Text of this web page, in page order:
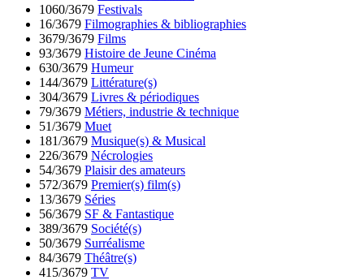
1060/3679 Festivals
16/3679 Filmographies & bibliographies
3679/3679 Films
93/3679 Histoire de Jeune Cinéma
630/3679 Humeur
144/3679 Littérature(s)
304/3679 Livres & périodiques
79/3679 Métiers, industrie & technique
51/3679 Muet
181/3679 Musique(s) & Musical
226/3679 Nécrologies
54/3679 Plaisir des amateurs
572/3679 Premier(s) film(s)
13/3679 Séries
56/3679 SF & Fantastique
389/3679 Société(s)
50/3679 Surréalisme
84/3679 Théâtre(s)
415/3679 TV